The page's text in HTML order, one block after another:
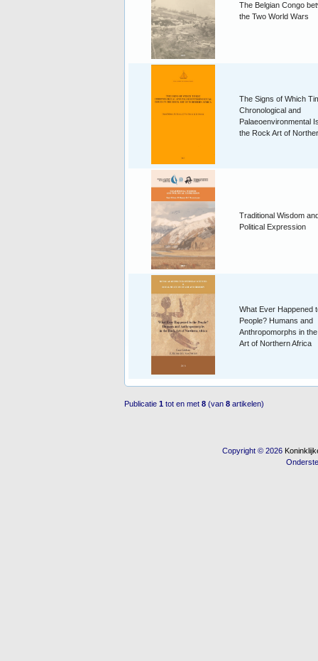
The Belgian Congo
the Two World Wars
The Signs of Which
Chronological and
Palaeoenvironmental
the Rock Art of
Traditional Wisdom
Political Expression
What Ever Happened
People? Humans and
Anthropomorphs in
Art of Northern Africa
Publicatie 1 tot en met 8 (van 8 artikelen)
Copyright © 2026